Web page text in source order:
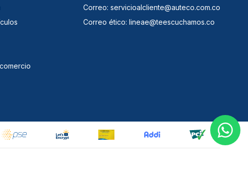
Correo: servicioalcliente@auteco.com.co
Correo ético: lineae@teescuchamos.co